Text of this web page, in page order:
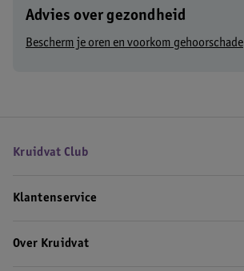
Advies over gezondheid
Bescherm je oren en voorkom gehoorschade
Kruidvat Club
Klantenservice
Over Kruidvat